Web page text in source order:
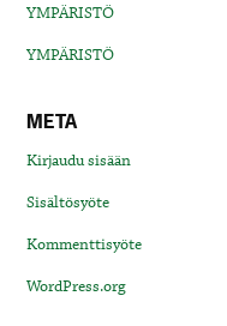
YMPÄRISTÖ
YMPÄRISTÖ
META
Kirjaudu sisään
Sisältösyöte
Kommenttisyöte
WordPress.org